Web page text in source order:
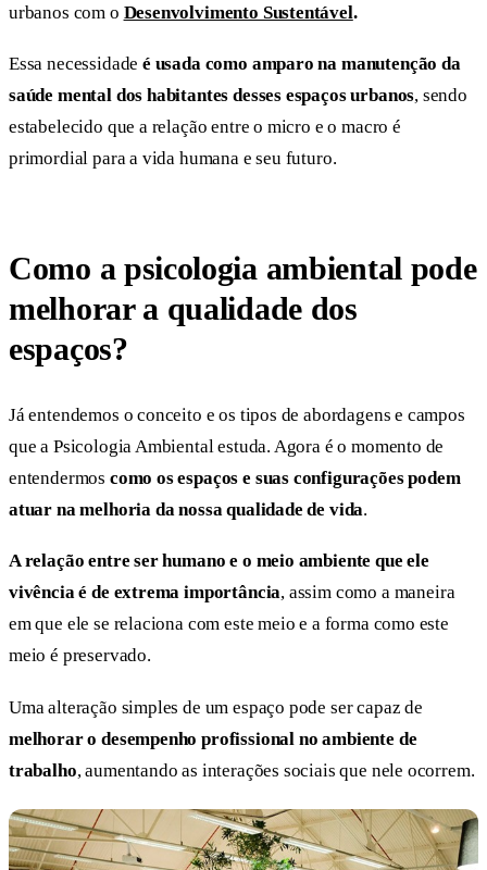
urbanos com o Desenvolvimento Sustentável.
Essa necessidadeé usada como amparo na manutenção da
saúde mental dos habitantes desses espaços urbanos, sendo
estabelecido que a relação entre o micro e o macro é
primordial para a vida humana e seu futuro.
Como a psicologia ambiental pode
melhorar a qualidade dos
espaços?
Já entendemos o conceito e os tipos de abordagens e campos
que a Psicologia Ambiental estuda. Agora é o momento de
entendermos como os espaços e suas configurações podem
atuar na melhoria da nossa qualidade de vida.
A relação entre ser humano e o meio ambiente que ele
vivência é de extrema importância, assim como a maneira
em que ele se relaciona com este meio e a forma como este
meio é preservado.
Uma alteração simples de um espaço pode ser capaz de
melhorar o desempenho profissional no ambiente de
trabalho, aumentando as interações sociais que nele ocorrem.